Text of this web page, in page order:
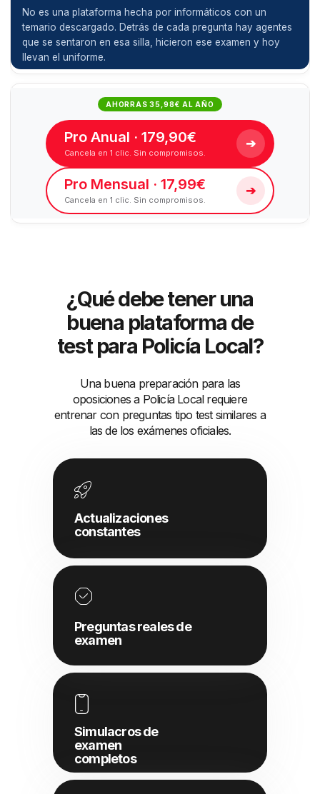
No es una plataforma hecha por informáticos con un
temario descargado. Detrás de cada pregunta hay agentes
que se sentaron en esa silla, hicieron ese examen y hoy
llevan el uniforme.
AHORRAS 35,98€ AL AÑO
Pro Anual · 179,90€
Cancela en 1 clic. Sin compromisos.
➔
Pro Mensual · 17,99€
Cancela en 1 clic. Sin compromisos.
➔
¿Qué debe tener una
buena plataforma de
test para Policía Local?
Una buena preparación para las
oposiciones a Policía Local requiere
entrenar con preguntas tipo test similares a
las de los exámenes oficiales.
Simulacros de
examen
completos
Actualizaciones
constantes
Preguntas reales de
examen